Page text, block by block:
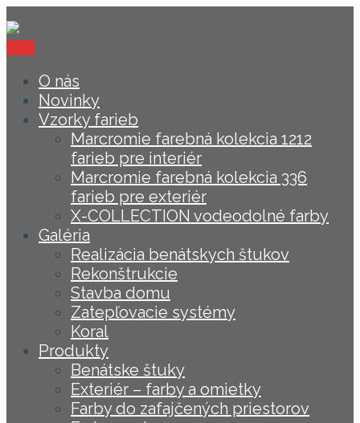
O nás
Novinky
Vzorky farieb
Marcromie farebná kolekcia 1212
farieb pre interiér
Marcromie farebná kolekcia 336
farieb pre exteriér
X-COLLECTION vodeodolné farby
Galéria
Realizácia benátskych štukov
Rekonštrukcie
Stavba domu
Zatepľovacie systémy
Koral
Produkty
Benátske štuky
Exteriér – farby a omietky
Farby do zafajčených priestorov